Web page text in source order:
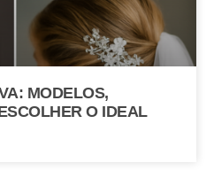
MODELOS,
O IDEAL